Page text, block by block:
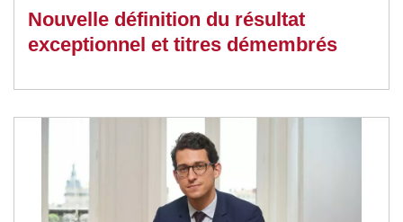
Nouvelle définition du résultat
exceptionnel et titres démembrés